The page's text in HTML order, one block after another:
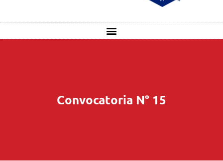
Convocatoria N° 15